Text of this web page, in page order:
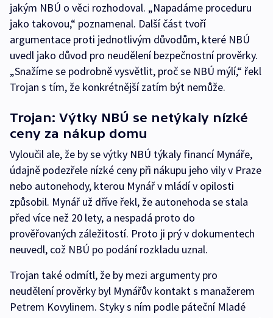
jakým NBÚ o věci rozhodoval. „Napadáme proceduru
jako takovou,“ poznamenal. Další část tvoří
argumentace proti jednotlivým důvodům, které NBÚ
uvedl jako důvod pro neudělení bezpečnostní prověrky.
„Snažíme se podrobně vysvětlit, proč se NBÚ mýlí,“ řekl
Trojan s tím, že konkrétnější zatím být nemůže.
Trojan: Výtky NBÚ se netýkaly nízké
ceny za nákup domu
Vyloučil ale, že by se výtky NBÚ týkaly financí Mynáře,
údajně podezřele nízké ceny při nákupu jeho vily v Praze
nebo autonehody, kterou Mynář v mládí v opilosti
způsobil. Mynář už dříve řekl, že autonehoda se stala
před více než 20 lety, a nespadá proto do
prověřovaných záležitostí. Proto ji prý v dokumentech
neuvedl, což NBÚ po podání rozkladu uznal.
Trojan také odmítl, že by mezi argumenty pro
neudělení prověrky byl Mynářův kontakt s manažerem
Petrem Kovylinem. Styky s ním podle páteční Mladé